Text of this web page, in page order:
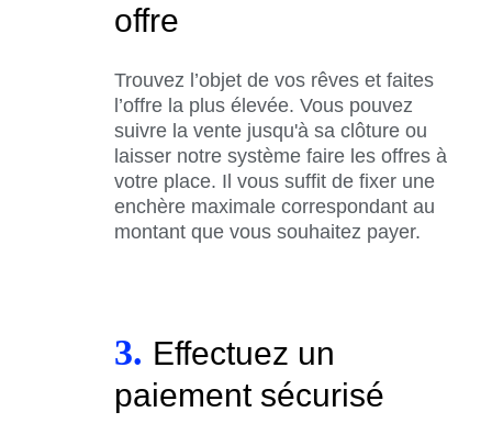
offre
Trouvez l’objet de vos rêves et faites
l’offre la plus élevée. Vous pouvez
suivre la vente jusqu'à sa clôture ou
laisser notre système faire les offres à
votre place. Il vous suffit de fixer une
enchère maximale correspondant au
montant que vous souhaitez payer.
3. Effectuez un
paiement sécurisé